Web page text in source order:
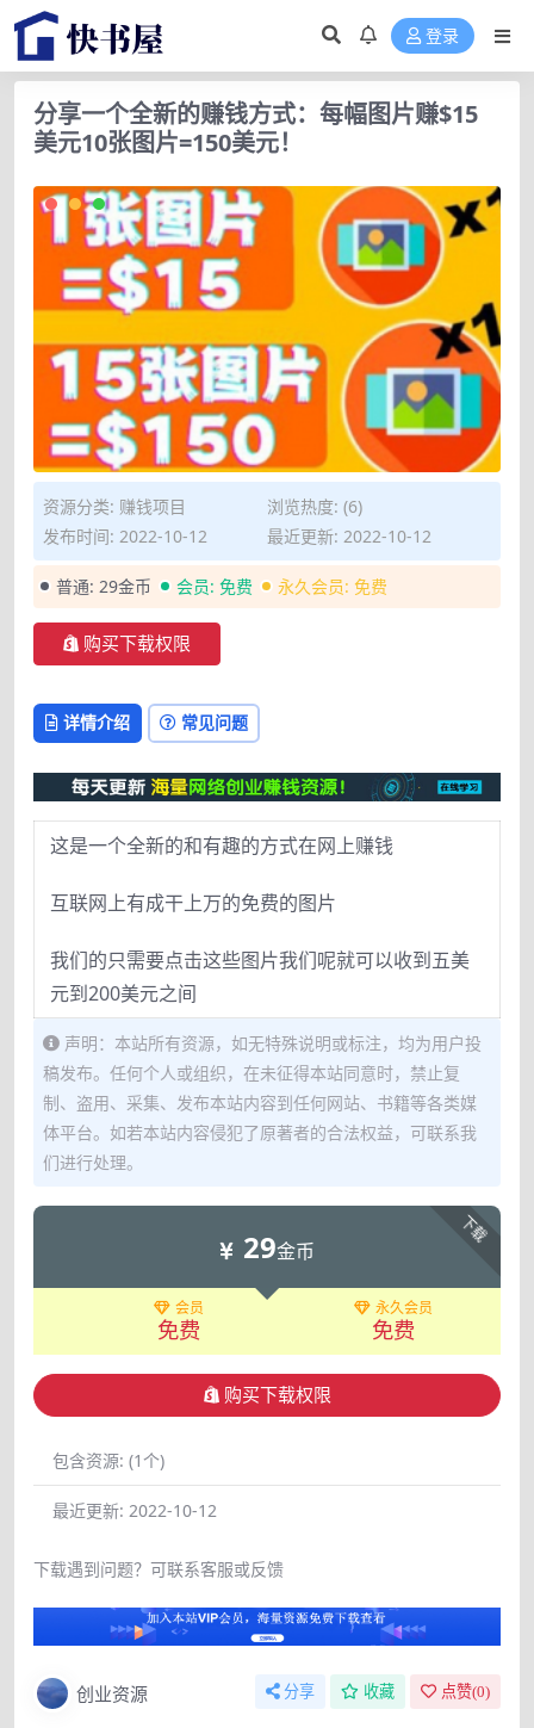
登录
分享一个全新的赚钱方式：每幅图片赚$15
美元10张图片=150美元！
资源分类: 赚钱项目
浏览热度: (6)
发布时间: 2022-10-12
最近更新: 2022-10-12
普通: 29金币 会员: 免费 永久会员: 免费
购买下载权限
详情介绍 常见问题
这是一个全新的和有趣的方式在网上赚钱
互联网上有成干上万的免费的图片
我们的只需要点击这些图片我们呢就可以收到五美
元到200美元之间
声明：本站所有资源，如无特殊说明或标注，均为用户投
稿发布。任何个人或组织，在未征得本站同意时，禁止复
制、盗用、采集、发布本站内容到任何网站、书籍等各类媒
体平台。如若本站内容侵犯了原著者的合法权益，可联系我
们进行处理。
下载
29金币
会员
免费
永久会员
免费
购买下载权限
包含资源: (1个)
最近更新: 2022-10-12
下载遇到问题？可联系客服或反馈
创业资源 分享 收藏 点赞(0)